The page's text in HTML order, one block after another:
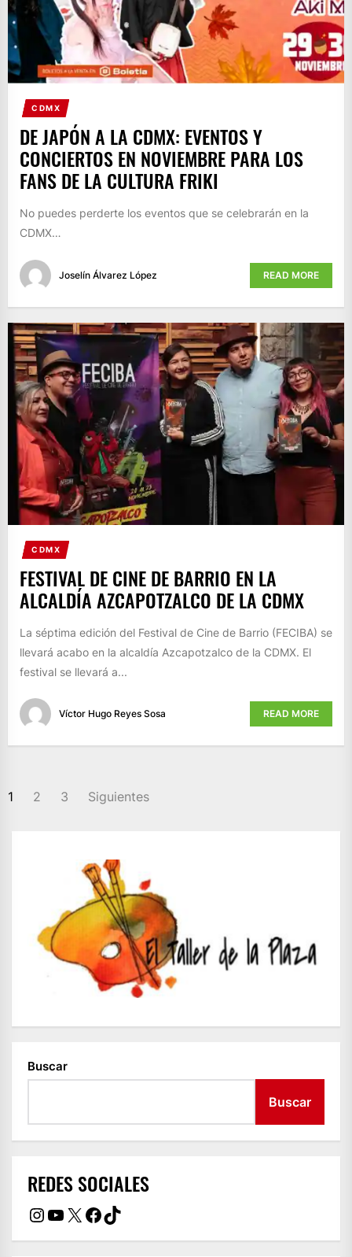
CDMX
DE JAPÓN A LA CDMX: EVENTOS Y
CONCIERTOS EN NOVIEMBRE PARA LOS
FANS DE LA CULTURA FRIKI
No puedes perderte los eventos que se celebrarán en la
CDMX…
Joselín Álvarez López READ MORE
CDMX
FESTIVAL DE CINE DE BARRIO EN LA
ALCALDÍA AZCAPOTZALCO DE LA CDMX
La séptima edición del Festival de Cine de Barrio (FECIBA) se
llevará acabo en la alcaldía Azcapotzalco de la CDMX. El
festival se llevará a...
Víctor Hugo Reyes Sosa READ MORE
PAGINACIÓN
1 2 3 Siguientes
Buscar
Buscar
REDES SOCIALES
Instagram
YouTube
X Facebook
TikTok